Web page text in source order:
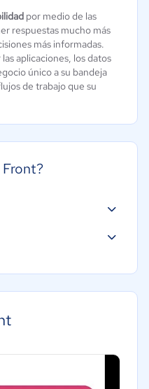
por medio de las
respuestas mucho más
más informadas.
aplicaciones, los datos
único a su bandeja
de trabajo que su